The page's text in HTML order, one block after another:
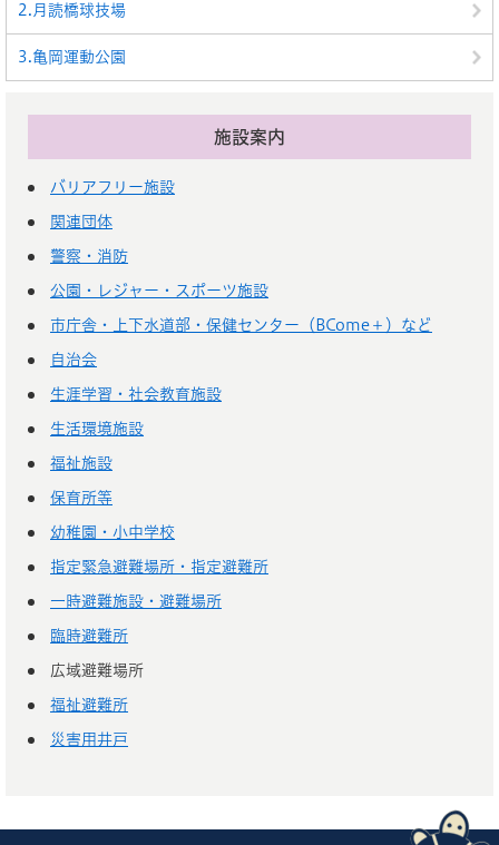
2.月読橋球技場
3.亀岡運動公園
施設案内
バリアフリー施設
関連団体
警察・消防
公園・レジャー・スポーツ施設
市庁舎・上下水道部・保健センター（BCome＋）など
自治会
生涯学習・社会教育施設
生活環境施設
福祉施設
保育所等
幼稚園・小中学校
指定緊急避難場所・指定避難所
一時避難施設・避難場所
臨時避難所
広域避難場所
福祉避難所
災害用井戸